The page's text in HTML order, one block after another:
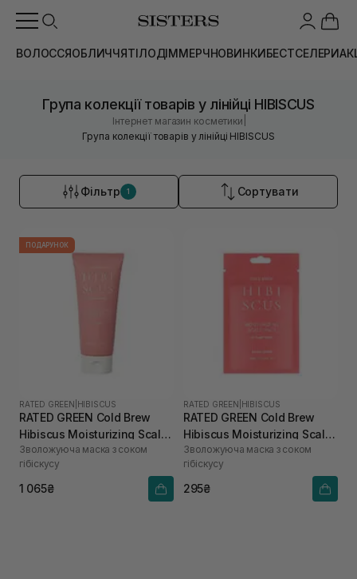
ВОЛОССЯОБЛИЧЧЯТІЛОДІММЕРЧНОВИНКИБЕСТСЕЛЕРИ
Група колекції товарів у лінійці HIBISCUS
Інтернет магазин косметики
Група колекції товарів у лінійці HIBISCUS
Фільтр 1 Сортувати
ПОДАРУНОК
RATED GREEN HIBISCUS
RATED GREEN Cold Brew
Hibiscus Moisturizing Scalp
Pack 200 мл
Зволожуюча маска з соком
гібіскусу
1 065₴
RATED GREEN HIBISCUS
RATED GREEN Cold Brew
Hibiscus Moisturizing Scalp
Pack 50 мл
Зволожуюча маска з соком
гібіскусу
295₴